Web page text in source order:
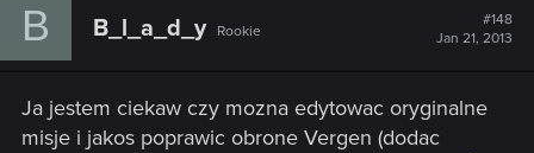
B B_l_a_d_y Rookie
#148
Jan 21, 2013
Ja jestem ciekaw czy mozna edytowac oryginalne
misje i jakos poprawic obrone Vergen (dodac